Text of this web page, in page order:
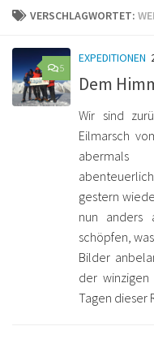
VERSCHLAGWORTET:
5
EXPEDITIONEN
Dem
Wir sind
Eilmarsch
gestern
nun anders
schöpfen,
Bilder
der
Tagen dieser